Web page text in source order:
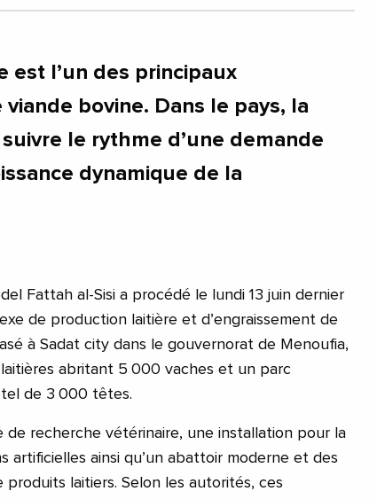
est l’un des principaux
bovine. Dans le pays, la
le rythme d’une demande
dynamique de la
Fattah al-Sisi a procédé le lundi 13 juin dernier
de production laitière et d’engraissement de
à Sadat city dans le gouvernorat de Menoufia,
abritant 5 000 vaches et un parc
de 3 000 têtes.
de recherche vétérinaire, une installation pour la
artificielles ainsi qu’un abattoir moderne et des
produits laitiers. Selon les autorités, ces